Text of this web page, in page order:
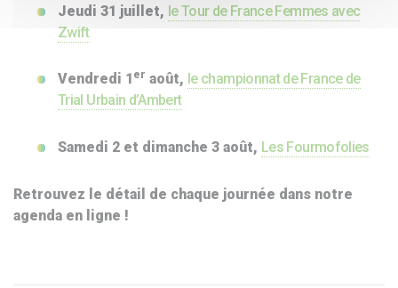
Jeudi 31 juillet, le Tour de France Femmes avec
Zwift
Vendredi 1 er août, le championnat de France de
Trial Urbain d’Ambert
Samedi 2 et dimanche 3 août, Les Fourmofolies
Retrouvez le détail de chaque journée dans notre
agenda en ligne !